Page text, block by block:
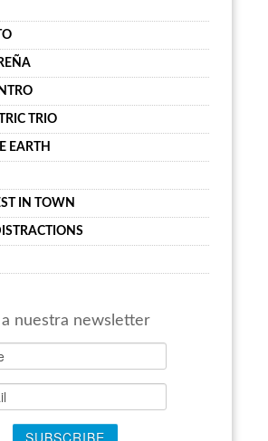
TRIO
EARTH
IN TOWN
nuestra newsletter